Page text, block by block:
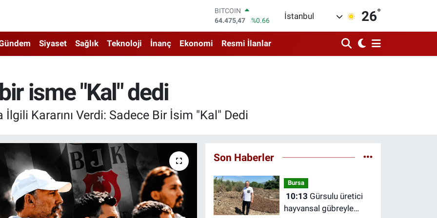
DOLAR
47,5971
%0.05
EURO
55,1336
%0.18
BITCOIN
64.475,47
İstanbul 26°
Siyaset Sağlık Teknoloji İnanç Ekonomi Resmi İlanlar
isme "Kal" dedi
Kararını Verdi: Sadece Bir İsim "Kal" Dedi
Son Haberler
Bursa
10:13
hayvansal gübreyle